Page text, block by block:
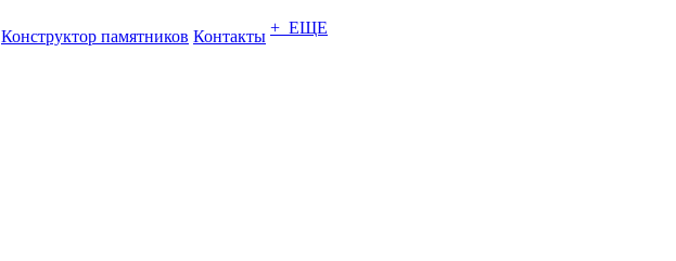
Конструктор памятников Контакты + ЕЩЕ